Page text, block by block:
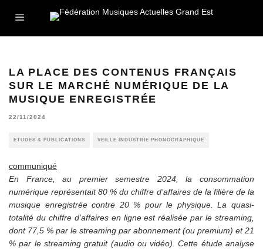
LA PLACE DES CONTENUS FRANÇAIS
SUR LE MARCHÉ NUMÉRIQUE DE LA
MUSIQUE ENREGISTRÉE
22/11/2024
ÉTUDES & PUBLICATIONS VEILLE INDUSTRIE PHONOGRAPHIQUE
communiqué
En France, au premier semestre 2024, la consommation
numérique représentait 80 % du chiffre d’affaires de la filière de la
musique enregistrée contre 20 % pour le physique. La quasi-
totalité du chiffre d’affaires en ligne est réalisée par le streaming,
dont 77,5 % par le streaming par abonnement (ou premium) et 21
% par le streaming gratuit (audio ou vidéo). Cette étude analyse